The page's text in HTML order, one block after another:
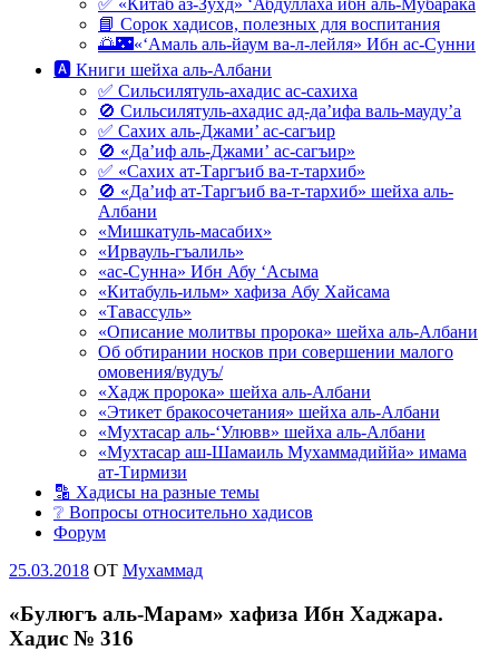
✅ «Китаб аз-Зухд» ‘Абдуллаха ибн аль-Мубарака
📘 Сорок хадисов, полезных для воспитания
🌅🌃«‘Амаль аль-йаум ва-л-лейля» Ибн ас-Сунни
🅰 Книги шейха аль-Албани
✅ Сильсилятуль-ахадис ас-сахиха
🚫 Сильсилятуль-ахадис ад-да’ифа валь-мауду’а
✅ Сахих аль-Джами’ ас-сагъир
🚫 «Да’иф аль-Джами’ ас-сагъир»
✅ «Сахих ат-Таргъиб ва-т-тархиб»
🚫 «Да’иф ат-Таргъиб ва-т-тархиб» шейха аль-
Албани
«Мишкатуль-масабих»
«Ирвауль-гъалиль»
«ас-Сунна» Ибн Абу ‘Асыма
«Китабуль-ильм» хафиза Абу Хайсама
«Тавассуль»
«Описание молитвы пророка» шейха аль-Албани
Об обтирании носков при совершении малого
омовения/вудуъ/
«Хадж пророка» шейха аль-Албани
«Этикет бракосочетания» шейха аль-Албани
«Мухтасар аль-‘Улювв» шейха аль-Албани
«Мухтасар аш-Шамаиль Мухаммадиййа» имама
ат-Тирмизи
🔡 Хадисы на разные темы
❔ Вопросы относительно хадисов
Форум
Опубликовано
25.03.2018 OT Мухаммад
«Булюгъ аль-Марам» хафиза Ибн Хаджара.
Хадис № 316